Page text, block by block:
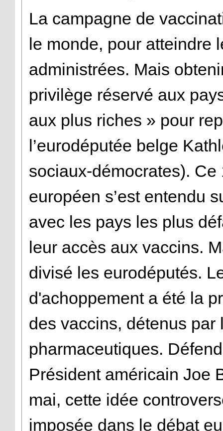
La campagne de
le monde, pour atteindre
administrées. Mais
privilège réservé aux
aux plus riches » pour
l’eurodéputée belge
sociaux-démocrates).
européen s’est entendu
avec les pays les plus
leur accès aux vaccins.
divisé les eurodéputés.
d'achoppement a été la
des vaccins, détenus par
pharmaceutiques.
Président américain Joe
mai, cette idée
imposée dans le débat